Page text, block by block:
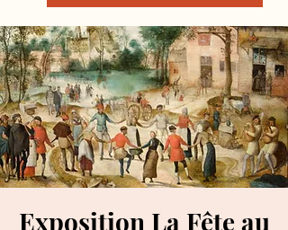
Exposition La Fête au